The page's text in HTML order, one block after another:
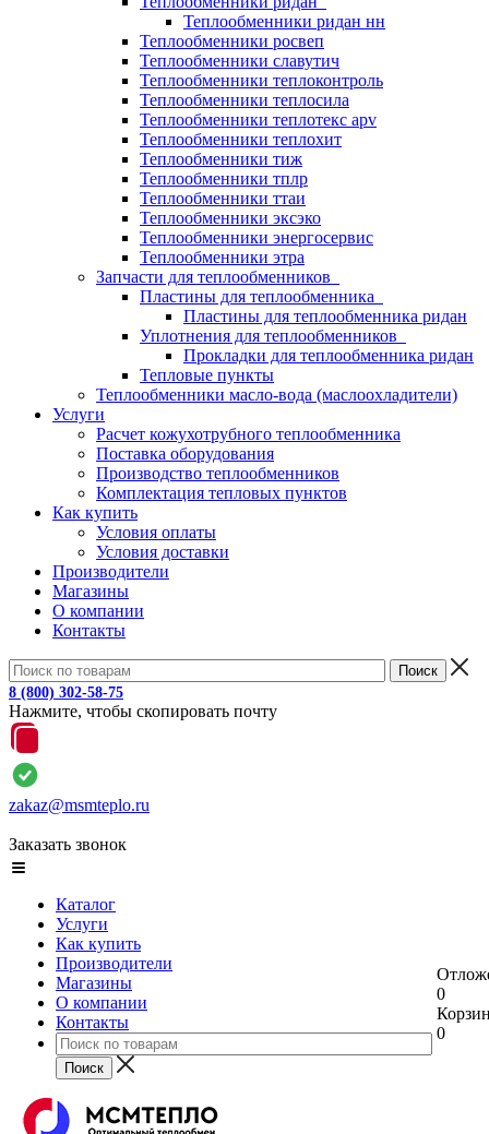
Теплообменники ридан нн
Теплообменники росвеп
Теплообменники славутич
Теплообменники теплоконтроль
Теплообменники теплосила
Теплообменники теплотекс apv
Теплообменники теплохит
Теплообменники тиж
Теплообменники тплр
Теплообменники ттаи
Теплообменники эксэко
Теплообменники энергосервис
Теплообменники этра
Запчасти для теплообменников
Пластины для теплообменника
Пластины для теплообменника ридан
Уплотнения для теплообменников
Прокладки для теплообменника ридан
Тепловые пункты
Теплообменники масло-вода (маслоохладители)
Услуги
Расчет кожухотрубного теплообменника
Поставка оборудования
Производство теплообменников
Комплектация тепловых пунктов
Как купить
Условия оплаты
Условия доставки
Производители
Магазины
О компании
Контакты
8 (800) 302-58-75
Нажмите, чтобы скопировать почту
zakaz@msmteplo.ru
Заказать звонок
Каталог
Услуги
Как купить
Производители
Магазины
О компании
Контакты
0
0